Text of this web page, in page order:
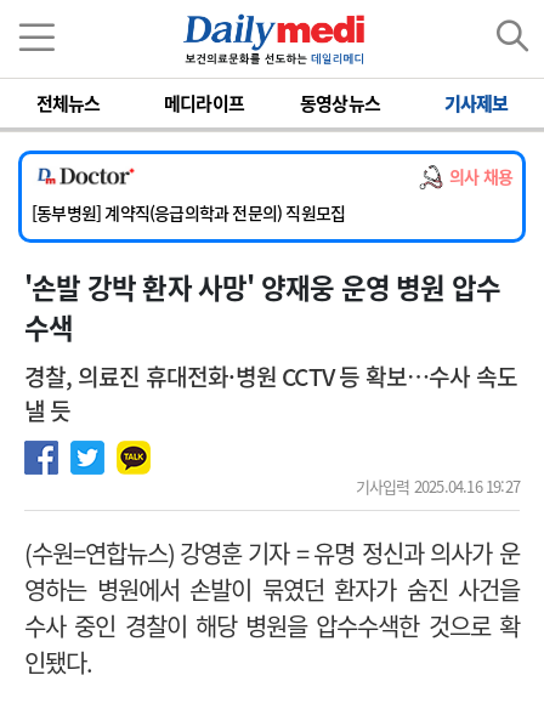
전체뉴스 메디라이프 동영상뉴스 기사제보
의사 채용
[서울아산병원] 2026년 하반기 인턴 모집
[영남대학교의료원] 마취통증의학과 임기제 임상의사 채용
[충남대학교병원] 소아청소년과(소아응급전담) 계약직 의사 공개채용
[동부병원] 계약직(응급의학과 전문의) 직원모집
[이대목동병원] 하반기 전공의(레지던트1년차) 모집
[서울아산병원] 2026년 하반기 인턴 모집
[영남대학교의료원] 마취통증의학과 임기제 임상의사 채용
'손발 강박 환자 사망' 양재웅 운영 병원 압수
수색
경찰, 의료진 휴대전화·병원 CCTV 등 확보…수사 속도
낼 듯
기사입력 2025.04.16 19:27
(수원=연합뉴스) 강영훈 기자=유명 정신과 의사가 운
영하는 병원에서 손발이 묶였던 환자가 숨진 사건을
수사 중인 경찰이 해당 병원을 압수수색한 것으로 확
인됐다.